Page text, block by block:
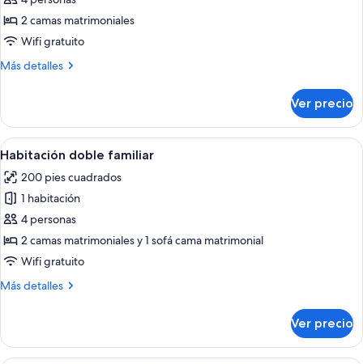
doble
clásica,
camas
2 camas matrimoniales
Wifi gratuito
Más detalles
Más
doble
clásica,
2
matrimoniales
Ver precio
Abrir
todas
las
fotos
de
Habitación
doble
Una habitación acogedora con una
10
Habitación doble familiar
200 pies cuadrados
1 habitación
4 personas
2 camas matrimoniales y 1 sofá cama matrimonial
Wifi gratuito
Más detalles
Más
doble
familiar
Ver precio